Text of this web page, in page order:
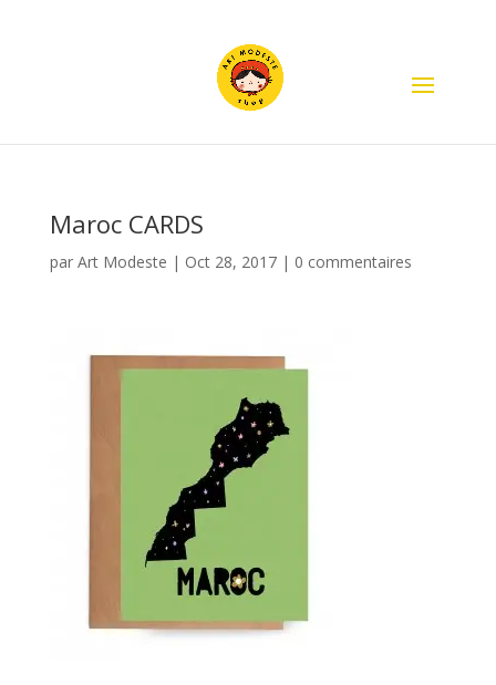
Maroc CARDS
par Art Modeste | Oct 28, 2017| 0 commentaires